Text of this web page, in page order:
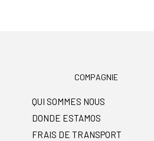
COMPAGNIE
QUI SOMMES NOUS
DONDE ESTAMOS
FRAIS DE TRANSPORT